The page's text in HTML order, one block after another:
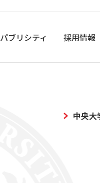
パブリシティ 採用情報
中央大